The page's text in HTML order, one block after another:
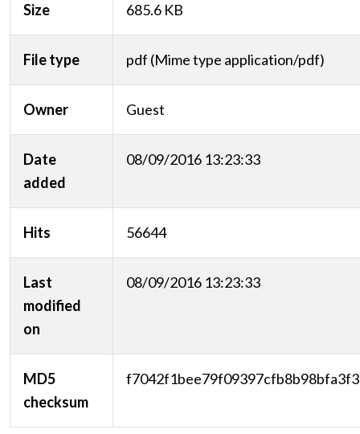
Size 685.6 KB
File type pdf (Mime type application/pdf)
Owner Guest
Date
added
08/09/2016 13:23:33
Hits 56644
Last
modified
on
08/09/2016 13:23:33
MD5
checksum